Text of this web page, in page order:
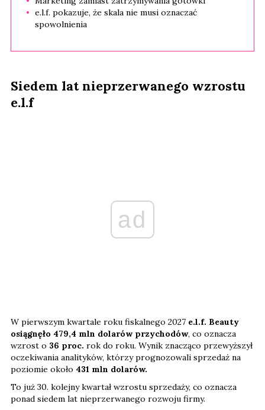
e.l.f. pokazuje, że skala nie musi oznaczać
spowolnienia
Siedem lat nieprzerwanego wzrostu
e.l.f
ad
W pierwszym kwartale roku fiskalnego 2027 e.l.f. Beauty
osiągnęło 479,4 mln dolarów przychodów, co oznacza
wzrost o 36 proc. rok do roku. Wynik znacząco przewyższył
oczekiwania analityków, którzy prognozowali sprzedaż na
poziomie około 431 mln dolarów.
To już 30. kolejny kwartał wzrostu sprzedaży, co oznacza
ponad siedem lat nieprzerwanego rozwoju firmy.